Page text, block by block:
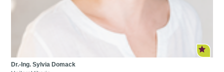
Dr.-Ing. Sylvia Domack